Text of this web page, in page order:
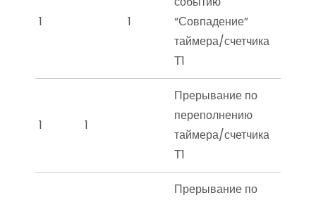
1 1
“Совпадение”
таймера/счетчика
Т1
1 1
Прерывание по
переполнению
таймера/счетчика
Т1
Прерывание по